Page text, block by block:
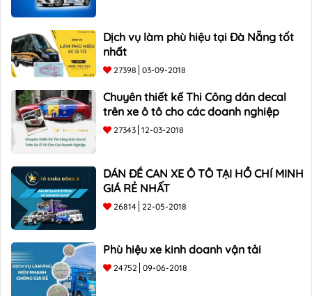
Dịch vụ làm phù hiệu tại Đà Nẵng tốt
nhất
27398 03-09-2018
Chuyên thiết kế Thi Công dán decal
trên xe ô tô cho các doanh nghiệp
27343 12-03-2018
DÁN ĐỀ CAN XE Ô TÔ TẠI HỒ CHÍ MINH
GIÁ RẺ NHẤT
26814 22-05-2018
Phù hiệu xe kinh doanh vận tải
24752 09-06-2018